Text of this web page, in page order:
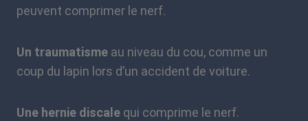
peuvent comprimer le nerf.
Un traumatisme au niveau du cou, comme un
coup du lapin lors d’un accident de voiture.
Une hernie discale qui comprime le nerf.